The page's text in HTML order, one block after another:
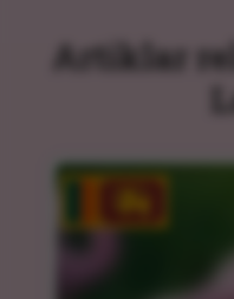
Artiklar